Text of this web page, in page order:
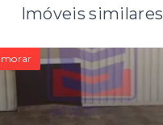
Imóveis similares